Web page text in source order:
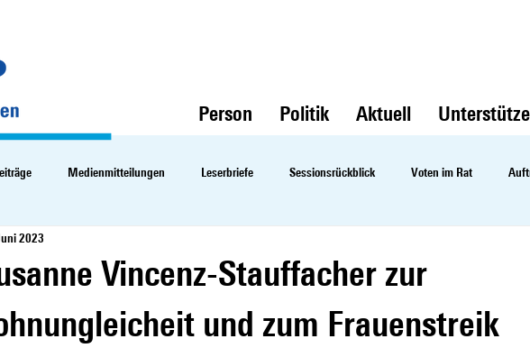
Person Politik Aktuell
Medienmitteilungen Leserbriefe Sessionsrückblick Voten im Rat
Vincenz-Stauffacher zur
und zum Frauenstreik
2023